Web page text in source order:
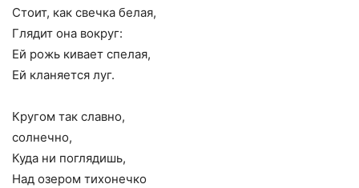
Стоит, как свечка белая,
Глядит она вокруг:
Ей рожь кивает спелая,
Ей кланяется луг.
Кругом так славно,
солнечно,
Куда ни поглядишь,
Над озером тихонечко